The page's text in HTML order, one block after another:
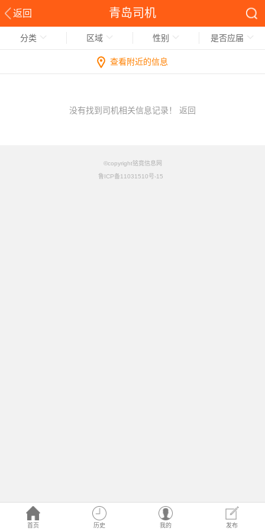
返回 青岛司机
首页 历史 我的 发布
分类 区域 性别 是否应届
查看附近的信息
没有找到司机相关信息记录！ 返回
©copyright铭竟信息网
鲁ICP备11031510号-15